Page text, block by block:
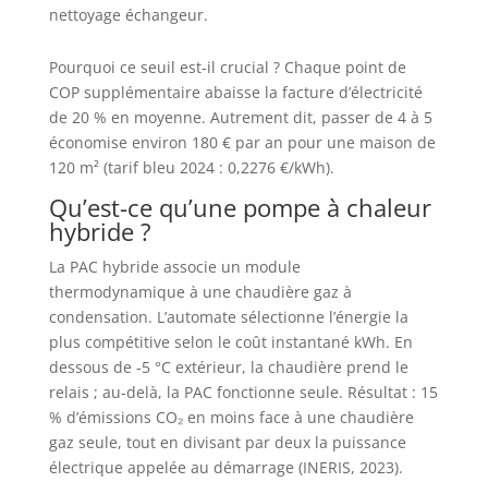
nettoyage échangeur.
Pourquoi ce seuil est-il crucial ? Chaque point de
COP supplémentaire abaisse la facture d’électricité
de 20 % en moyenne. Autrement dit, passer de 4 à 5
économise environ 180 € par an pour une maison de
120 m² (tarif bleu 2024 : 0,2276 €/kWh).
Qu’est-ce qu’une pompe à chaleur
hybride ?
La PAC hybride associe un module
thermodynamique à une chaudière gaz à
condensation. L’automate sélectionne l’énergie la
plus compétitive selon le coût instantané kWh. En
dessous de ‑5 °C extérieur, la chaudière prend le
relais ; au-delà, la PAC fonctionne seule. Résultat : 15
% d’émissions CO₂ en moins face à une chaudière
gaz seule, tout en divisant par deux la puissance
électrique appelée au démarrage (INERIS, 2023).